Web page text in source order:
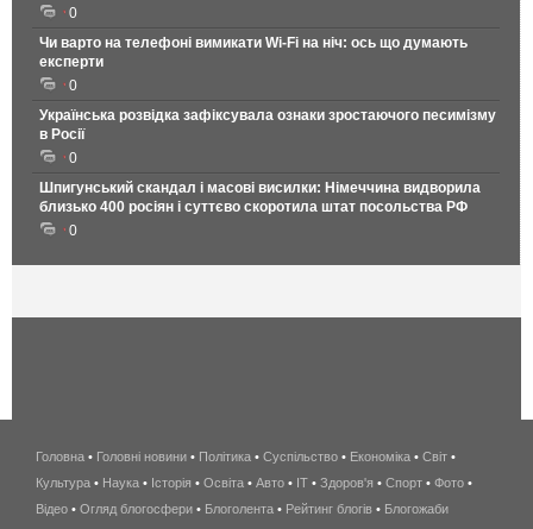
0
Чи варто на телефонi вимикати Wi-Fi на ніч: ось що думають
експерти
0
Українська розвідка зафіксувала ознаки зростаючого песимізму
в Росії
0
Шпигунський скандал і масові висилки: Німеччина видворила
близько 400 росіян і суттєво скоротила штат посольства РФ
0
беспроводной
интернет
киев
Головна • Головні новини • Політика • Суспільство • Економіка • Світ •
Культура • Наука • Історія • Освіта • Авто • IT • Здоров'я • Спорт • Фото •
Відео • Огляд блогосфери • Блоголента • Рейтинг блогів • Блогожаби